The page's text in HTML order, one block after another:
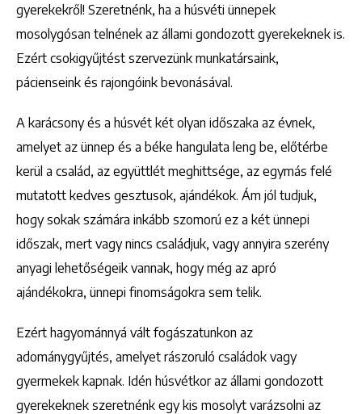
gyerekekről! Szeretnénk, ha a húsvéti ünnepek
mosolygósan telnének az állami gondozott gyerekeknek is.
Ezért csokigyűjtést szervezünk munkatársaink,
pácienseink és rajongóink bevonásával.
A karácsony és a húsvét két olyan időszaka az évnek,
amelyet az ünnep és a béke hangulata leng be, előtérbe
kerül a család, az együttlét meghittsége, az egymás felé
mutatott kedves gesztusok, ajándékok. Ám jól tudjuk,
hogy sokak számára inkább szomorú ez a két ünnepi
időszak, mert vagy nincs családjuk, vagy annyira szerény
anyagi lehetőségeik vannak, hogy még az apró
ajándékokra, ünnepi finomságokra sem telik.
Ezért hagyománnyá vált fogászatunkon az
adománygyűjtés, amelyet rászoruló családok vagy
gyermekek kapnak. Idén húsvétkor az állami gondozott
gyerekeknek szeretnénk egy kis mosolyt varázsolni az